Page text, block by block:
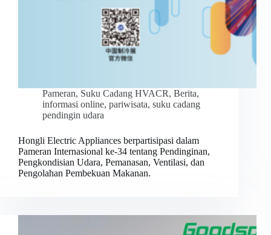
Pameran, Suku Cadang HVACR, Berita,
informasi online, pariwisata, suku cadang
pendingin udara
Hongli Electric Appliances berpartisipasi dalam
Pameran Internasional ke-34 tentang Pendinginan,
Pengkondisian Udara, Pemanasan, Ventilasi, dan
Pengolahan Pembekuan Makanan.